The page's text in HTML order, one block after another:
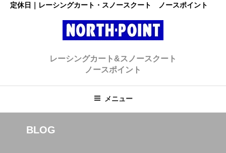
定休日｜レーシングカート・スノースクート ノースポイント
ト ノースポイント
レーシングカート&スノースクート
ノースポイント
メニュー
BLOG